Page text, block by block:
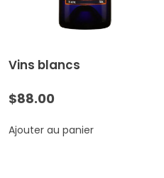
Vins blancs
$88.00
Ajouter au panier